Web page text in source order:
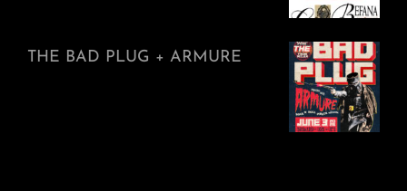
THE BAD PLUG + ARMURE